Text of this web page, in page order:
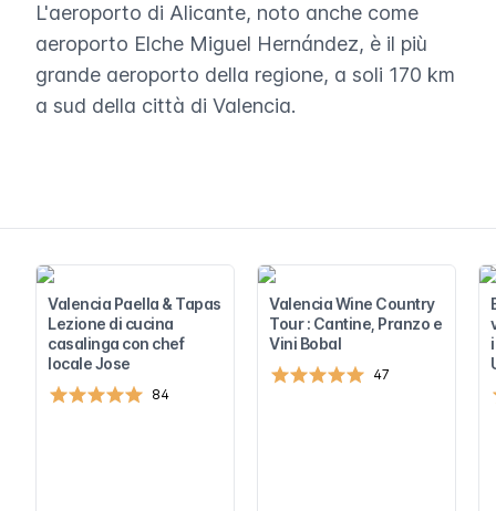
L'aeroporto di Alicante, noto anche come
aeroporto Elche Miguel Hernández, è il più
grande aeroporto della regione, a soli 170 km
a sud della città di Valencia.
Valencia Paella & Tapas
Lezione di cucina
casalinga con chef
locale Jose
84
Valencia Wine Country
Tour : Cantine, Pranzo e
Vini Bobal
47